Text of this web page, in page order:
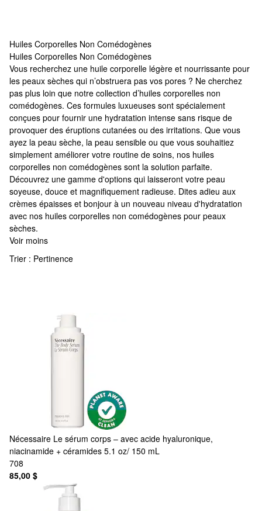
Huiles Corporelles Non Comédogènes
Huiles Corporelles Non Comédogènes
Huiles Corporelles Non Comédogènes
Vous recherchez une huile corporelle légère et nourrissante pour
les peaux sèches qui n’obstruera pas vos pores ? Ne cherchez
pas plus loin que notre collection d’huiles corporelles non
comédogènes. Ces formules luxueuses sont spécialement
conçues pour fournir une hydratation intense sans risque de
provoquer des éruptions cutanées ou des irritations. Que vous
ayez la peau sèche, la peau sensible ou que vous souhaitiez
simplement améliorer votre routine de soins, nos huiles
corporelles non comédogènes sont la solution parfaite.
Découvrez une gamme d'options qui laisseront votre peau
soyeuse, douce et magnifiquement radieuse. Dites adieu aux
crèmes épaisses et bonjour à un nouveau niveau d'hydratation
avec nos huiles corporelles non comédogènes pour peaux
sèches.
Voir moins
Trier : Pertinence
Nécessaire Le sérum corps – avec acide hyaluronique,
niacinamide + céramides 5.1 oz/ 150 mL
708
85,00 $